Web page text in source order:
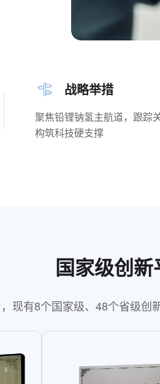
战略举措
聚焦铅锂钠氢主航道，跟踪
构筑科技硬支撑
国家级创新
现有8个国家级、48个省级